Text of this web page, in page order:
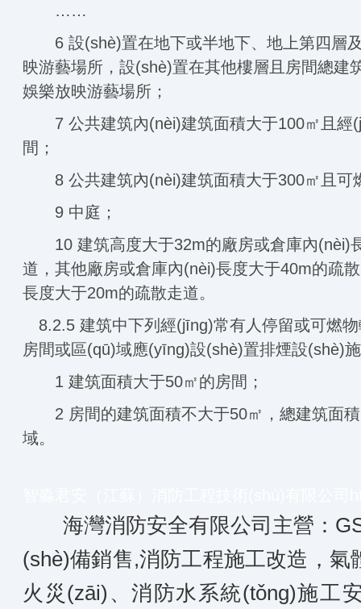
……
6 設(shè)置在地下或半地下、地上第四層
映游藝場所，設(shè)置在其他樓層且房間總建
娛樂放映游藝場所；
7 公共建筑內(nèi)建筑面積大于100㎡且經
間；
8 公共建筑內(nèi)建筑面積大于300㎡且可燃
9 中庭；
10 建筑高度大于32m的廠房或倉庫內(nèi)
道，其他廠房或倉庫內(nèi)長度大于40m的疏散
長度大于20m的疏散走道。
8.2.5 建筑中下列經(jīng)常有人停留或可燃
房間或區(qū)域應(yīng)設(shè)置排煙設(shè)
1 建筑面積大于50㎡的房間；
2 房間的建筑面積不大于50㎡，總建筑面
域。
海灣消防安全有限公司主營：
(shè)備銷售,消防工程施工改造，
火災(zāi)、消防水系統(tǒng)施